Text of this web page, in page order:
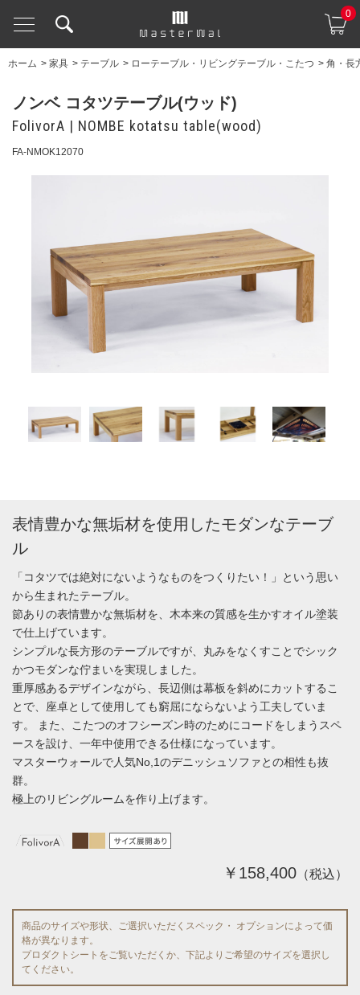
0
ホーム > 家具 > テーブル > ローテーブル・リビングテーブル・こたつ > 角・長
ノンベ コタツテーブル(ウッド)
FolivorA | NOMBE kotatsu table(wood)
FA-NMOK12070
表情豊かな無垢材を使用したモダンなテーブ
ル
「コタツでは絶対にないようなものをつくりたい！」という思い
から生まれたテーブル。
節ありの表情豊かな無垢材を、木本来の質感を生かすオイル塗装
で仕上げています。
シンプルな長方形のテーブルですが、丸みをなくすことでシック
かつモダンな佇まいを実現しました。
重厚感あるデザインながら、長辺側は幕板を斜めにカットするこ
とで、座卓として使用しても窮屈にならないよう工夫していま
す。 また、こたつのオフシーズン時のためにコードをしまうスペ
ースを設け、一年中使用できる仕様になっています。
マスターウォールで人気No,1のデニッシュソファとの相性も抜
群。
極上のリビングルームを作り上げます。
￥158,400 （税込）
商品のサイズや形状、ご選択いただくスペック・ オプションによって価
格が異なります。
プロダクトシートをご覧いただくか、下記よりご希望のサイズを選択し
てください。